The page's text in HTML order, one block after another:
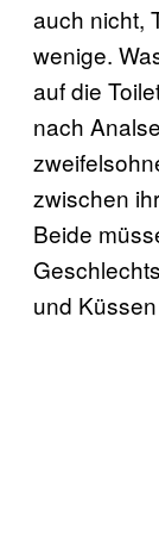
auch nicht,
wenige.
auf die
nach
zwischen
Beide
und